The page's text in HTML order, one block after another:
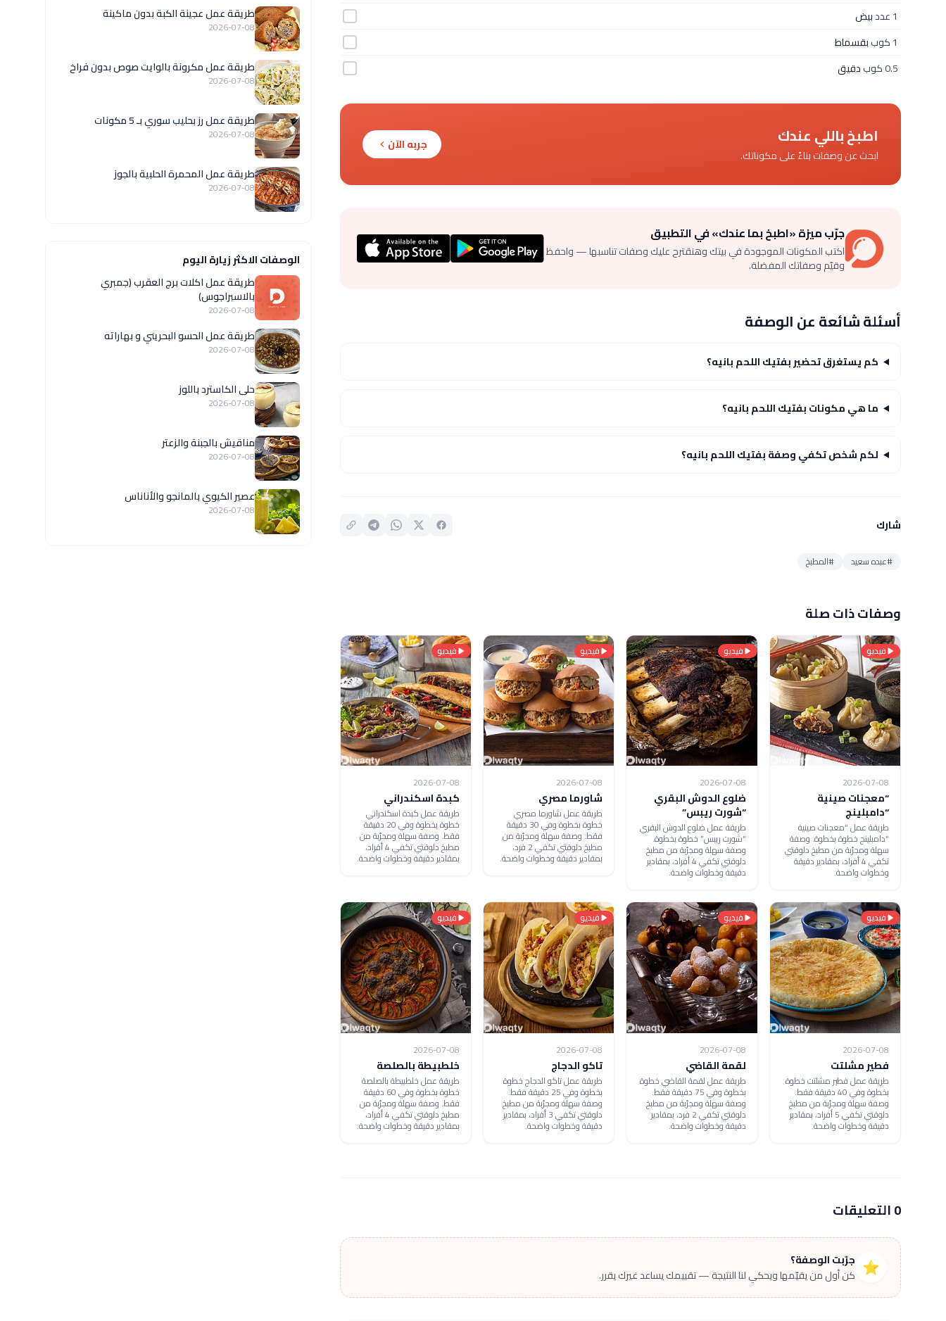
1 عدد
بيض
1 كوب
بقسماط
0.5 كوب
دقيق
اطبخ باللي عندك
ابحث عن وصفات بناءً على مكوناتك.
جربه الآن
جرّب ميزة «اطبخ بما عندك» في التطبيق
اكتب المكونات الموجودة في بيتك وهنقترح عليك وصفات تناسبها — واحفظ
وقيّم وصفاتك المفضلة.
أسئلة شائعة عن الوصفة
كم يستغرق تحضير بفتيك اللحم بانيه؟
ما هي مكونات بفتيك اللحم بانيه؟
لكم شخص تكفي وصفة بفتيك اللحم بانيه؟
شارك
#عبده سعيد #المطبخ
وصفات ذات صلة
فيديو
2026-07-08
“معجنات صينية
“دامبلينج
طريقة عمل “معجنات صينية
“دامبلينج خطوة بخطوة. وصفة
سهلة ومجرّبة من مطبخ دلوقتي
تكفي 4 أفراد، بمقادير دقيقة
وخطوات واضحة.
فيديو
2026-07-08
ضلوع الدوش البقري
“شورت ريبس”
طريقة عمل ضلوع الدوش البقري
“شورت ريبس” خطوة بخطوة.
وصفة سهلة ومجرّبة من مطبخ
دلوقتي تكفي 4 أفراد، بمقادير
دقيقة وخطوات واضحة.
فيديو
2026-07-08
شاورما مصري
طريقة عمل شاورما مصري
خطوة بخطوة وفي 30 دقيقة
فقط. وصفة سهلة ومجرّبة من
مطبخ دلوقتي تكفي 2 فرد،
بمقادير دقيقة وخطوات واضحة.
فيديو
2026-07-08
كبدة اسكندراني
طريقة عمل كبدة اسكندراني
خطوة بخطوة وفي 20 دقيقة
فقط. وصفة سهلة ومجرّبة من
مطبخ دلوقتي تكفي 4 أفراد،
بمقادير دقيقة وخطوات واضحة.
فيديو
2026-07-08
فطير مشلتت
طريقة عمل فطير مشلتت خطوة
بخطوة وفي 40 دقيقة فقط.
وصفة سهلة ومجرّبة من مطبخ
دلوقتي تكفي 5 أفراد، بمقادير
دقيقة وخطوات واضحة.
فيديو
2026-07-08
لقمة القاضي
طريقة عمل لقمة القاضي خطوة
بخطوة وفي 75 دقيقة فقط.
وصفة سهلة ومجرّبة من مطبخ
دلوقتي تكفي 2 فرد، بمقادير
دقيقة وخطوات واضحة.
فيديو
2026-07-08
تاكو الدجاج
طريقة عمل تاكو الدجاج خطوة
بخطوة وفي 25 دقيقة فقط.
وصفة سهلة ومجرّبة من مطبخ
دلوقتي تكفي 3 أفراد، بمقادير
دقيقة وخطوات واضحة.
فيديو
2026-07-08
خلطبيطة بالصلصة
طريقة عمل خلطبيطة بالصلصة
خطوة بخطوة وفي 60 دقيقة
فقط. وصفة سهلة ومجرّبة من
مطبخ دلوقتي تكفي 4 أفراد،
بمقادير دقيقة وخطوات واضحة.
0 التعليقات
⭐ جرّبت الوصفة؟
كن أول من يقيّمها ويحكي لنا النتيجة — تقييمك يساعد غيرك يقرر.
طريقة عمل عجينة الكبة بدون ماكينة
2026-07-08
طريقة عمل مكرونة بالوايت صوص بدون فراخ
2026-07-08
طريقة عمل رز بحليب سوري بـ 5 مكونات
2026-07-08
طريقة عمل المحمرة الحلبية بالجوز
2026-07-08
الوصفات الاكثر زيارة اليوم
طريقة عمل اكلات برج العقرب (جمبري
بالاسبراجوس)
2026-07-08
طريقة عمل الحسو البحريني و بهاراته
2026-07-08
حلى الكاسترد باللوز
2026-07-08
مناقيش بالجبنة والزعتر
2026-07-08
عصير الكيوي بالمانجو والأناناس
2026-07-08